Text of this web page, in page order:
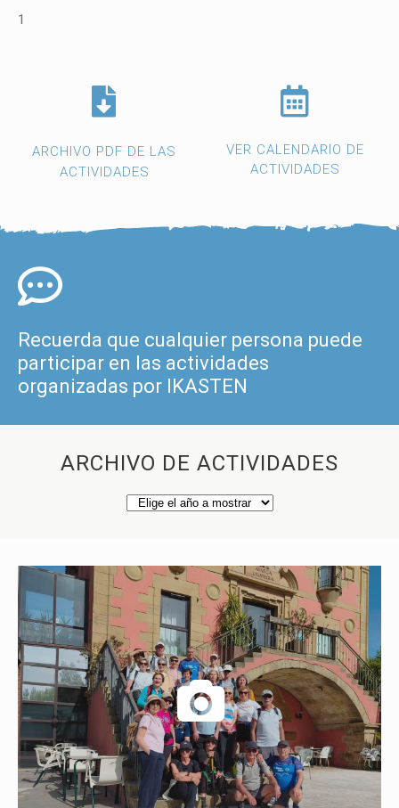
1
ARCHIVO PDF DE LAS
ACTIVIDADES
VER CALENDARIO DE
ACTIVIDADES
Recuerda que cualquier persona puede
participar en las actividades
organizadas por IKASTEN
ARCHIVO DE ACTIVIDADES